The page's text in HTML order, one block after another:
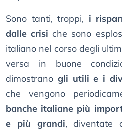
Sono tanti, troppi, i
dalle crisi che sono
italiano nel corso degli
versa in buone
dimostrano gli utili e i
che vengono
banche italiane più
e più grandi, diventate